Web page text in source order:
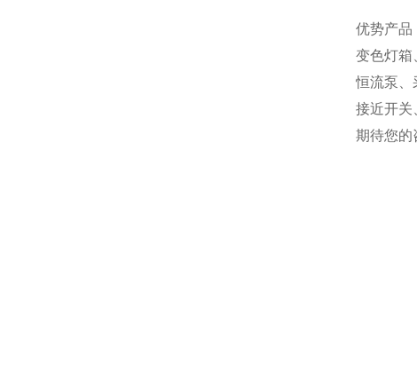
优势产品
变色灯箱
恒流泵、
接近开关
期待您的